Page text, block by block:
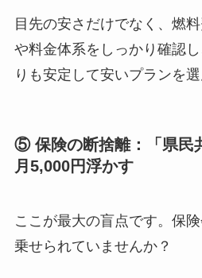
目先の安さだけでなく、燃
や料金体系をしっかり確認
りも安定して安いプランを選
⑤ 保険の断捨離：「県民
月5,000円浮かす
ここが最大の盲点です。保
乗せられていませんか？